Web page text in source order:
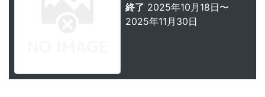
終了 2025年10月18日〜
2025年11月30日